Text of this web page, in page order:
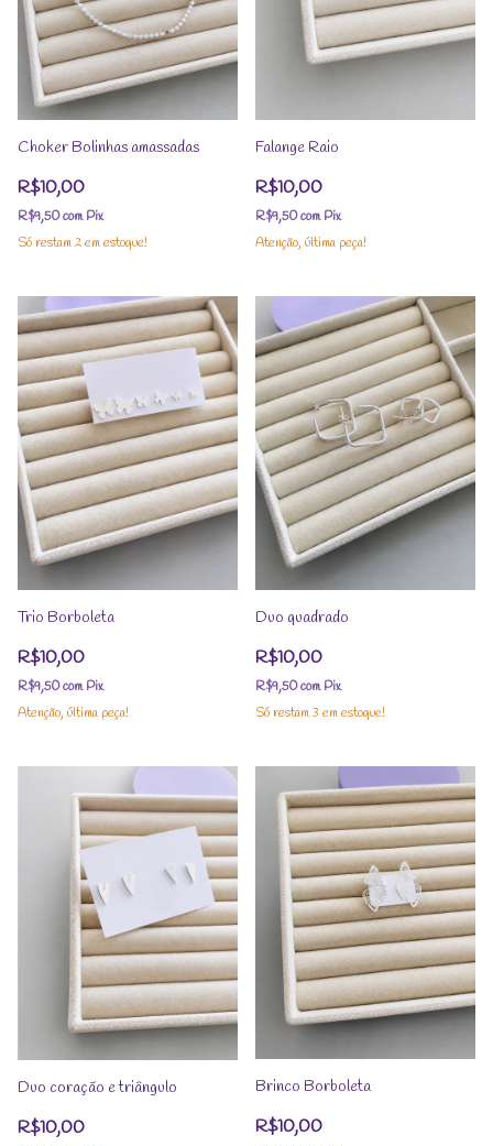
Choker Bolinhas amassadas
R$10,00
R$9,50com Pix
Só restam2em estoque!
Falange Raio
R$10,00
R$9,50com Pix
Atenção, última peça!
Trio Borboleta
R$10,00
R$9,50com Pix
Atenção, última peça!
Duo quadrado
R$10,00
R$9,50com Pix
Só restam3 em estoque!
Duo coração e triângulo
R$10,00
Brinco Borboleta
R$10,00